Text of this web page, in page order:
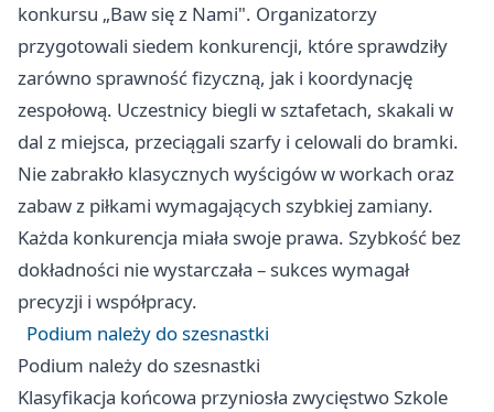
konkursu „Baw się z Nami". Organizatorzy
przygotowali siedem konkurencji, które sprawdziły
zarówno sprawność fizyczną, jak i koordynację
zespołową. Uczestnicy biegli w sztafetach, skakali w
dal z miejsca, przeciągali szarfy i celowali do bramki.
Nie zabrakło klasycznych wyścigów w workach oraz
zabaw z piłkami wymagających szybkiej zamiany.
Każda konkurencja miała swoje prawa. Szybkość bez
dokładności nie wystarczała – sukces wymagał
precyzji i współpracy.
Podium należy do szesnastki
Podium należy do szesnastki
Klasyfikacja końcowa przyniosła zwycięstwo Szkole